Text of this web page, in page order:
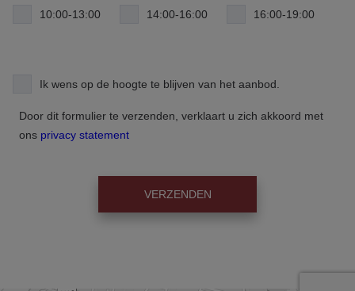
10:00-13:00 14:00-16:00 16:00-19:00
Ik wens op de hoogte te blijven van het aanbod.
Door dit formulier te verzenden, verklaart u zich akkoord met
ons privacy statement
VERZENDEN